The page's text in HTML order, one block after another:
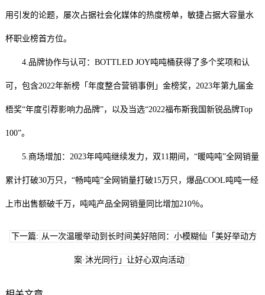
用引发的论题，屡次占据社会化媒体的热度榜单，敏捷占据大容量水
杯职业榜首方位。
4.品牌协作与认可：BOTTLED JOY吨吨桶获得了多个奖项和认
可，包含2022年新榜「年度整合营销事例」金榜奖，2023年第九届金
梧奖“年度引荐影响力品牌”，以及当选“2022福布斯我国新锐品牌Top
100”。
5.商场增加：2023年吨吨继续发力，双11期间，“暖吨吨”全网销量
累计打破30万只，“畅吨吨”全网销量打破15万只，爆品COOL吨吨一经
上市出售额破千万，吨吨产品全网销量同比增加210％。
下一篇: 从一次温暖举动到长时间美好陪同：小模糊仙「美好举动方
案·沐光同行」让好心双向活动